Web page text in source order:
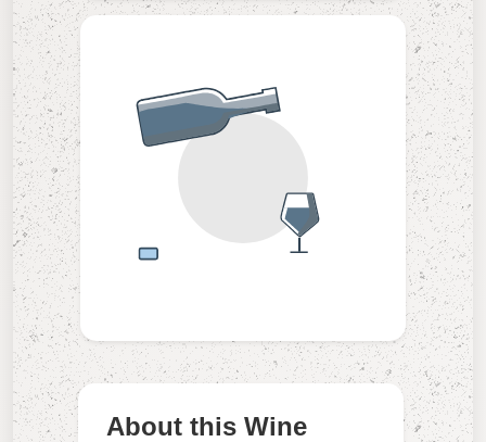
About this Wine